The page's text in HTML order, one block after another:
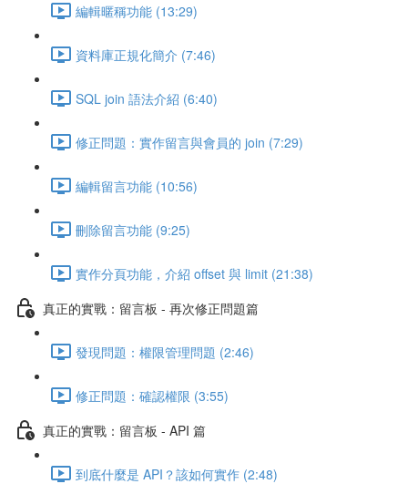
編輯暱稱功能 (13:29)
資料庫正規化簡介 (7:46)
SQL join 語法介紹 (6:40)
修正問題：實作留言與會員的 join (7:29)
編輯留言功能 (10:56)
刪除留言功能 (9:25)
實作分頁功能，介紹 offset 與 limit (21:38)
真正的實戰：留言板 - 再次修正問題篇
發現問題：權限管理問題 (2:46)
修正問題：確認權限 (3:55)
真正的實戰：留言板 - API 篇
到底什麼是 API？該如何實作 (2:48)